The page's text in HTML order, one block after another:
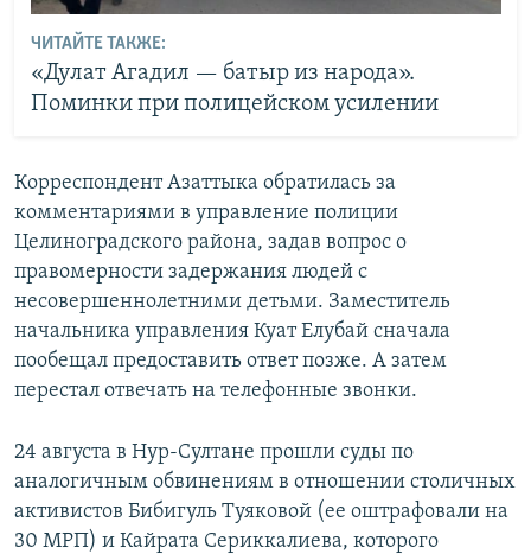
ЧИТАЙТЕ ТАКЖЕ:
«Дулат Агадил — батыр из народа».
Поминки при полицейском усилении
Корреспондент Азаттыка обратилась за
комментариями в управление полиции
Целиноградского района, задав вопрос о
правомерности задержания людей с
несовершеннолетними детьми. Заместитель
начальника управления Куат Елубай сначала
пообещал предоставить ответ позже. А затем
перестал отвечать на телефонные звонки.
24 августа в Нур-Султане прошли суды по
аналогичным обвинениям в отношении столичных
активистов Бибигуль Туяковой (ее оштрафовали на
30 МРП) и Кайрата Сериккалиева, которого